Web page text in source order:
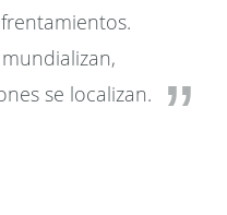
se localizan.